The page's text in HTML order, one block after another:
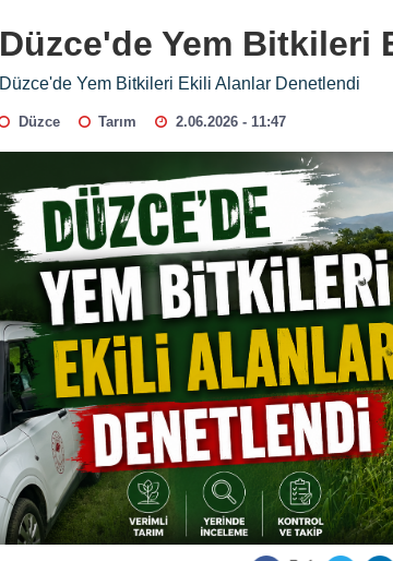
Düzce'de Yem Bitkileri
Düzce'de Yem Bitkileri Ekili Alanlar Denetlendi
Düzce Tarım 2.06.2026 - 11:47